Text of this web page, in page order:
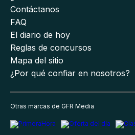
Contáctanos
FAQ
El diario de hoy
Reglas de concursos
Mapa del sitio
¿Por qué confiar en nosotros?
Otras marcas de GFR Media